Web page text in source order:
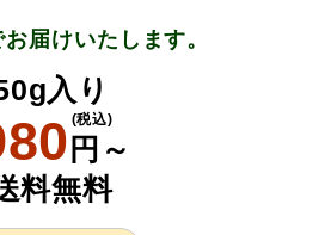
届けいたします。
入り
円～
(税込)
料無料